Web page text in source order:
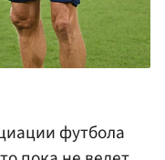
футбола